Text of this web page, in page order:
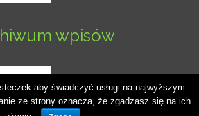
wpisów
Makuszyńskiego w Szczecinku - workWeb -2026
aby świadczyć usługi na najwyższym
ze strony oznacza, że zgadzasz się na ich